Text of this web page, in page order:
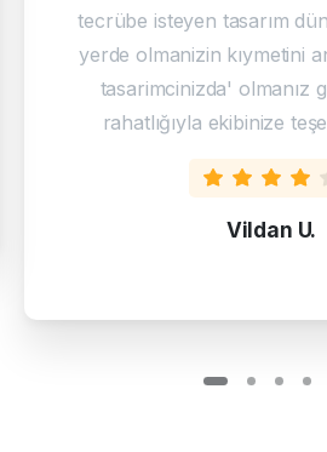
tecrübe isteyen tasarım
yerde olmanizin kıymetini
tasarimcinizda' olmanız
rahatlığıyla ekibinize
Vildan U.